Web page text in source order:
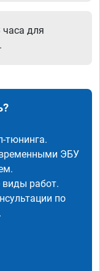
часа для
тюнинга.
ЭБУ
виды работ.
по